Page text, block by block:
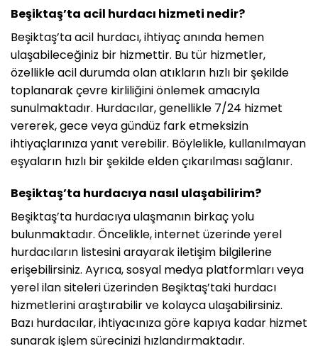
Beşiktaş’ta acil hurdacı hizmeti nedir?
Beşiktaş’ta acil hurdacı, ihtiyaç anında hemen
ulaşabileceğiniz bir hizmettir. Bu tür hizmetler,
özellikle acil durumda olan atıkların hızlı bir şekilde
toplanarak çevre kirliliğini önlemek amacıyla
sunulmaktadır. Hurdacılar, genellikle 7/24 hizmet
vererek, gece veya gündüz fark etmeksizin
ihtiyaçlarınıza yanıt verebilir. Böylelikle, kullanılmayan
eşyaların hızlı bir şekilde elden çıkarılması sağlanır.
Beşiktaş’ta hurdacıya nasıl ulaşabilirim?
Beşiktaş’ta hurdacıya ulaşmanın birkaç yolu
bulunmaktadır. Öncelikle, internet üzerinde yerel
hurdacıların listesini arayarak iletişim bilgilerine
erişebilirsiniz. Ayrıca, sosyal medya platformları veya
yerel ilan siteleri üzerinden Beşiktaş’taki hurdacı
hizmetlerini araştırabilir ve kolayca ulaşabilirsiniz.
Bazı hurdacılar, ihtiyacınıza göre kapıya kadar hizmet
sunarak işlem sürecinizi hızlandırmaktadır.